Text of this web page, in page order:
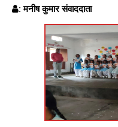
: मनीष कुमार संवाददाता